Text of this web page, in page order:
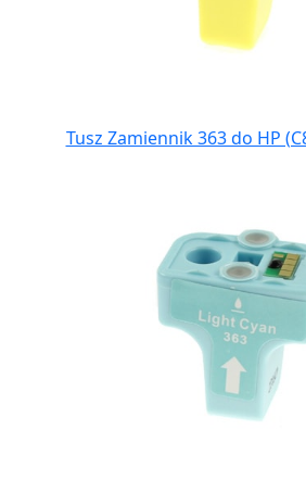
Tusz Zamiennik 363 do HP